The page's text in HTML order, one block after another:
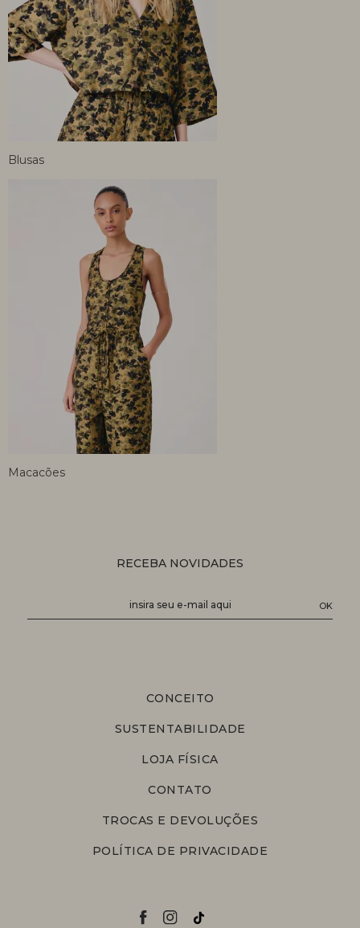
Blusas
Macacões
RECEBA NOVIDADES
CONCEITO
SUSTENTABILIDADE
LOJA FÍSICA
CONTATO
TROCAS E DEVOLUÇÕES
POLÍTICA DE PRIVACIDADE